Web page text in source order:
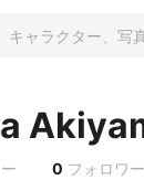
0 フォロワー